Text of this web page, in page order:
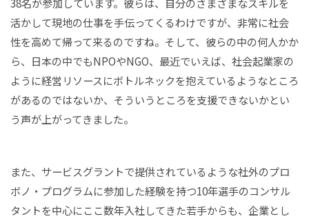
活かして現地の仕事を手伝ってくるわけですが、非常に社会
性を高めて帰って来るのですね。そして、彼らの中の何人かか
ら、日本の中でもNPOやNGO、最近でいえば、社会起業家の
ように経営リソースにボトルネックを抱えているようなところ
があるのではないか、そういうところを支援できないかとい
う声が上がってきました。
また、サービスグラントで提供されているような社外のプロ
ボノ・プログラムに参加した経験を持つ10年選手のコンサル
タントを中心にここ数年入社してきた若手からも、企業とし